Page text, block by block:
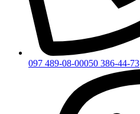
097 489-08-00050 386-44-73